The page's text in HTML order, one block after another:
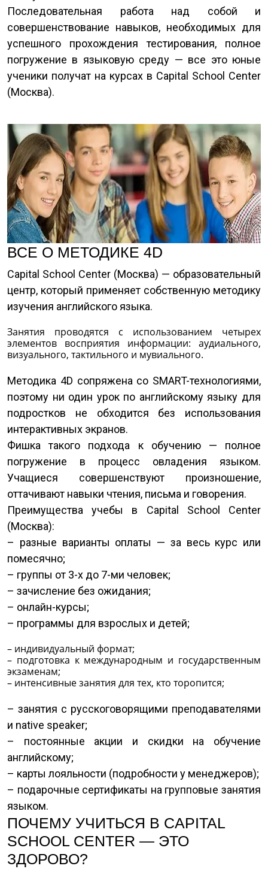
Последовательная работа над собой и
совершенствование навыков, необходимых для
успешного прохождения тестирования, полное
погружение в языковую среду — все это юные
ученики получат на курсах в Capital School Center
(Москва).
ВСЕ О МЕТОДИКЕ 4D
Capital School Center (Москва) — образовательный
центр, который применяет собственную методику
изучения английского языка.
Занятия проводятся с использованием четырех
элементов восприятия информации: аудиального,
визуального, тактильного и мувиального.
Методика 4D сопряжена со SMART-технологиями,
поэтому ни один урок по английскому языку для
подростков не обходится без использования
интерактивных экранов.
Фишка такого подхода к обучению — полное
погружение в процесс овладения языком.
Учащиеся совершенствуют произношение,
оттачивают навыки чтения, письма и говорения.
Преимущества учебы в Capital School Center
(Москва):
– разные варианты оплаты — за весь курс или
помесячно;
– группы от 3-х до 7-ми человек;
– зачисление без ожидания;
– онлайн-курсы;
– программы для взрослых и детей;
– индивидуальный формат;
– подготовка к международным и государственным
экзаменам;
– интенсивные занятия для тех, кто торопится;
– занятия с русскоговорящими преподавателями
и native speaker;
– постоянные акции и скидки на обучение
английскому;
– карты лояльности (подробности у менеджеров);
– подарочные сертификаты на групповые занятия
языком.
ПОЧЕМУ УЧИТЬСЯ В CAPITAL
SCHOOL CENTER — ЭТО
ЗДОРОВО?